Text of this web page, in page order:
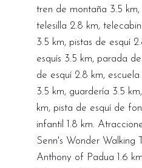
tren de montaña 3.5 km,
telesilla 2.8 km,
3.5 km, pistas de esquí
esquís 3.5 km, parada
de esquí 2.8 km,
3.5 km, guardería 3.5
km, pista de esquí de
infantil 1.8 km.
Senn's Wonder Walking
Anthony of Padua 1.6